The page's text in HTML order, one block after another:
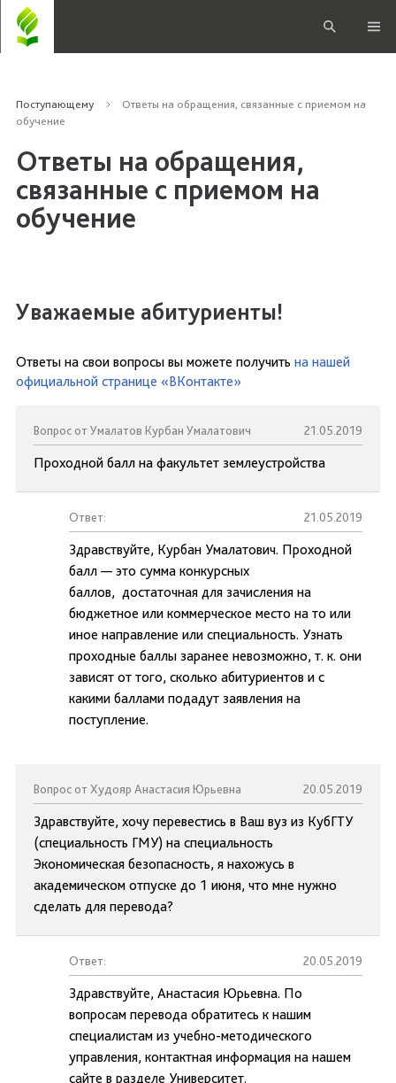
Поступающему
Ответы на обращения, связанные с приемом на
обучение
Ответы на обращения,
связанные с приемом на
обучение
Уважаемые абитуриенты!
Ответы на свои вопросы вы можете получить на нашей
официальной странице «ВКонтакте»
Вопрос от Умалатов Курбан Умалатович 21.05.2019
Проходной балл на факультет землеустройства
Ответ: 21.05.2019
Здравствуйте, Курбан Умалатович. Проходной
балл — это сумма конкурсных
баллов, достаточная для зачисления на
бюджетное или коммерческое место на то или
иное направление или специальность. Узнать
проходные баллы заранее невозможно, т. к. они
зависят от того, сколько абитуриентов и с
какими баллами подадут заявления на
поступление.
Вопрос от Худояр Анастасия Юрьевна 20.05.2019
Здравствуйте, хочу перевестись в Ваш вуз из КубГТУ
(специальность ГМУ) на специальность
Экономическая безопасность, я нахожусь в
академическом отпуске до 1 июня, что мне нужно
сделать для перевода?
Ответ: 20.05.2019
Здравствуйте, Анастасия Юрьевна. По
вопросам перевода обратитесь к нашим
специалистам из учебно-методического
управления, контактная информация на нашем
сайте в разделе Университет.